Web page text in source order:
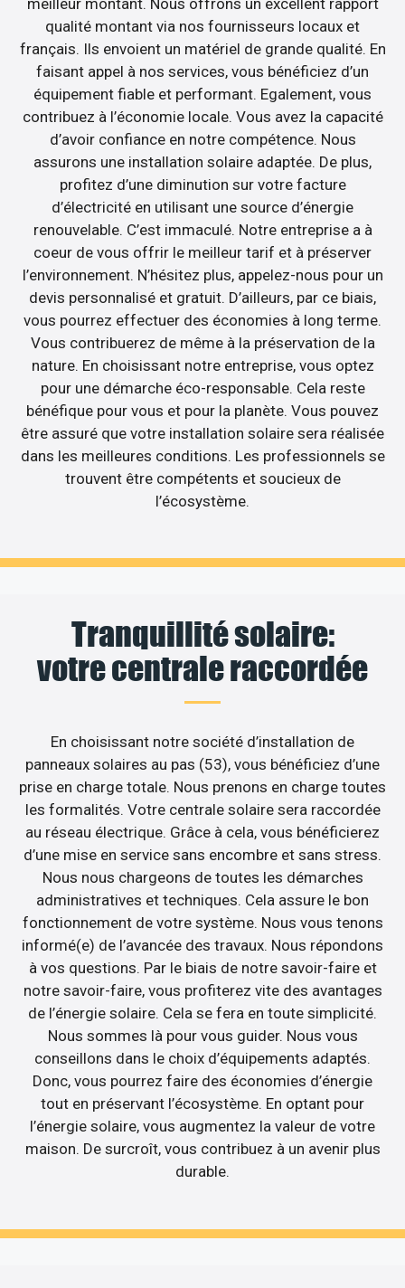
qualité montant via nos fournisseurs locaux et
français. Ils envoient un matériel de grande qualité. En
faisant appel à nos services, vous bénéficiez d’un
équipement fiable et performant. Egalement, vous
contribuez à l’économie locale. Vous avez la capacité
d’avoir confiance en notre compétence. Nous
assurons une installation solaire adaptée. De plus,
profitez d’une diminution sur votre facture
d’électricité en utilisant une source d’énergie
renouvelable. C’est immaculé. Notre entreprise a à
coeur de vous offrir le meilleur tarif et à préserver
l’environnement. N’hésitez plus, appelez-nous pour un
devis personnalisé et gratuit. D’ailleurs, par ce biais,
vous pourrez effectuer des économies à long terme.
Vous contribuerez de même à la préservation de la
nature. En choisissant notre entreprise, vous optez
pour une démarche éco-responsable. Cela reste
bénéfique pour vous et pour la planète. Vous pouvez
être assuré que votre installation solaire sera réalisée
dans les meilleures conditions. Les professionnels se
trouvent être compétents et soucieux de
l’écosystème.
Tranquillité solaire:
votre centrale raccordée
En choisissant notre société d’installation de
panneaux solaires au pas (53), vous bénéficiez d’une
prise en charge totale. Nous prenons en charge toutes
les formalités. Votre centrale solaire sera raccordée
au réseau électrique. Grâce à cela, vous bénéficierez
d’une mise en service sans encombre et sans stress.
Nous nous chargeons de toutes les démarches
administratives et techniques. Cela assure le bon
fonctionnement de votre système. Nous vous tenons
informé(e) de l’avancée des travaux. Nous répondons
à vos questions. Par le biais de notre savoir-faire et
notre savoir-faire, vous profiterez vite des avantages
de l’énergie solaire. Cela se fera en toute simplicité.
Nous sommes là pour vous guider. Nous vous
conseillons dans le choix d’équipements adaptés.
Donc, vous pourrez faire des économies d’énergie
tout en préservant l’écosystème. En optant pour
l’énergie solaire, vous augmentez la valeur de votre
maison. De surcroît, vous contribuez à un avenir plus
durable.